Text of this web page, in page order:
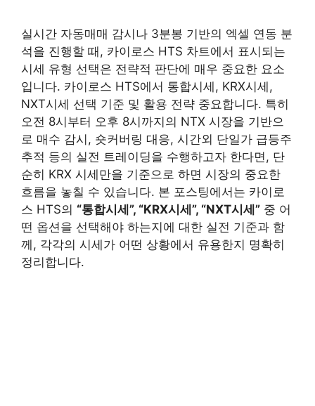
실시간 자동매매 감시나 3분봉 기반의 엑셀 연동 분
석을 진행할 때, 카이로스 HTS 차트에서 표시되는
시세 유형 선택은 전략적 판단에 매우 중요한 요소
입니다. 카이로스 HTS에서 통합시세, KRX시세,
NXT시세 선택 기준 및 활용 전략 중요합니다. 특히
오전 8시부터 오후 8시까지의 NTX 시장을 기반으
로 매수 감시, 숏커버링 대응, 시간외 단일가 급등주
추적 등의 실전 트레이딩을 수행하고자 한다면, 단
순히 KRX 시세만을 기준으로 하면 시장의 중요한
흐름을 놓칠 수 있습니다. 본 포스팅에서는 카이로
스 HTS의 “통합시세”, “KRX시세”, “NXT시세” 중 어
떤 옵션을 선택해야 하는지에 대한 실전 기준과 함
께, 각각의 시세가 어떤 상황에서 유용한지 명확히
정리합니다.